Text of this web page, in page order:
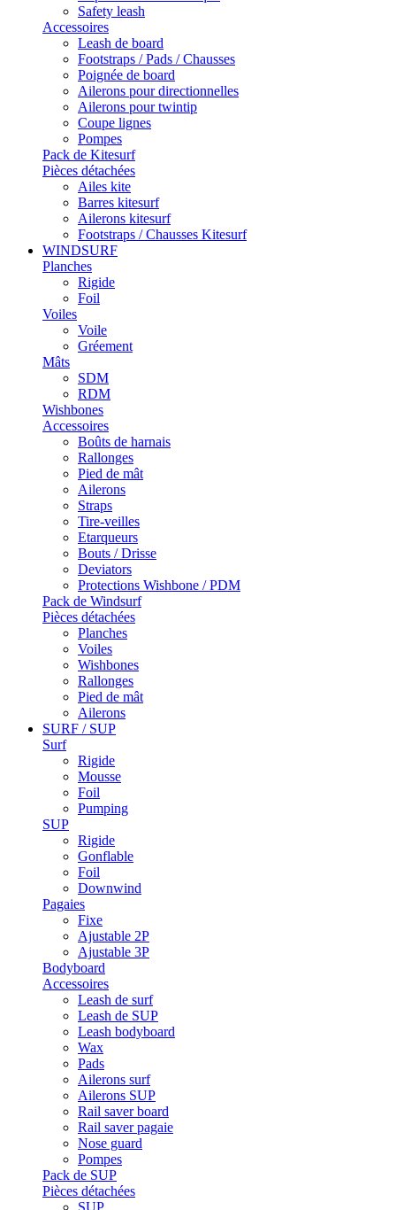
Safety leash
Accessoires
Leash de board
Footstraps / Pads / Chausses
Poignée de board
Ailerons pour directionnelles
Ailerons pour twintip
Coupe lignes
Pompes
Pack de Kitesurf
Pièces détachées
Ailes kite
Barres kitesurf
Ailerons kitesurf
Footstraps / Chausses Kitesurf
WINDSURF
Planches
Rigide
Foil
Voiles
Voile
Gréement
Mâts
SDM
RDM
Wishbones
Accessoires
Boûts de harnais
Rallonges
Pied de mât
Ailerons
Straps
Tire-veilles
Etarqueurs
Bouts / Drisse
Deviators
Protections Wishbone / PDM
Pack de Windsurf
Pièces détachées
Planches
Voiles
Wishbones
Rallonges
Pied de mât
Ailerons
SURF / SUP
Surf
Rigide
Mousse
Foil
Pumping
SUP
Rigide
Gonflable
Foil
Downwind
Pagaies
Fixe
Ajustable 2P
Ajustable 3P
Bodyboard
Accessoires
Leash de surf
Leash de SUP
Leash bodyboard
Wax
Pads
Ailerons surf
Ailerons SUP
Rail saver board
Rail saver pagaie
Nose guard
Pompes
Pack de SUP
Pièces détachées
SUP